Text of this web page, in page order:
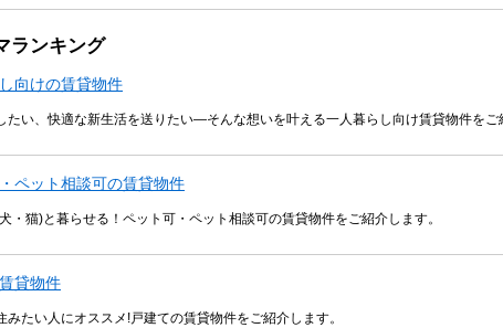
ランキング
向けの賃貸物件
たい、快適な新生活を送りたい―そんな想いを叶える一人暮らし向け賃貸物件をご
ペット相談可の賃貸物件
・猫)と暮らせる！ペット可・ペット相談可の賃貸物件をご紹介します。
貸物件
みたい人にオススメ!戸建ての賃貸物件をご紹介します。